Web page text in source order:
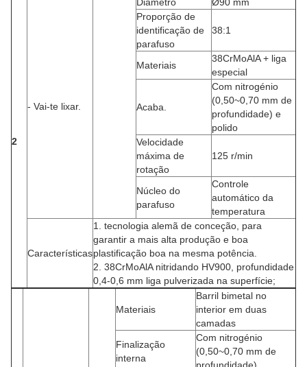
2
- Vai-te lixar.
Diâmetro
Ø90 mm
Proporção de
identificação de
parafuso
38:1
Materiais
38CrMoAlA + liga
especial
Acaba.
Com nitrogénio
(0,50~0,70 mm de
profundidade) e
polido
Velocidade
máxima de
rotação
125 r/min
Núcleo do
parafuso
Controle
automático da
temperatura
Características
1. tecnologia alemã de conceção, para
garantir a mais alta produção e boa
plastificação boa na mesma potência.
2. 38CrMoAlA nitridando HV900, profundidade
0,4-0,6 mm liga pulverizada na superfície;
Materiais
Barril bimetal no
interior em duas
camadas
Finalização
interna
Com nitrogénio
(0,50~0,70 mm de